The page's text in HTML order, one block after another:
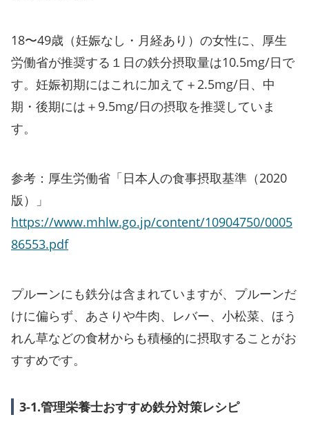
18〜49歳（妊娠なし・月経あり）の女性に、厚生
労働省が推奨する１日の鉄分摂取量は10.5mg/日で
す。妊娠初期にはこれに加えて＋2.5mg/日、中
期・後期には＋9.5mg/日の摂取を推奨していま
す。
参考：厚生労働省「日本人の食事摂取基準（2020
版）」
https://www.mhlw.go.jp/content/10904750/0005
86553.pdf
プルーンにも鉄分は含まれていますが、プルーンだ
けに偏らず、あさりや牛肉、レバー、小松菜、ほう
れん草などの食材からも積極的に摂取することがお
すすめです。
3-1.管理栄養士おすすめ鉄分対策レシピ